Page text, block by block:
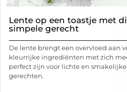
Lente op een toastje met
simpele gerecht
De lente brengt een overvloed aan
kleurrijke ingrediënten met zich
perfect zijn voor lichte en smakelijke
gerechten.